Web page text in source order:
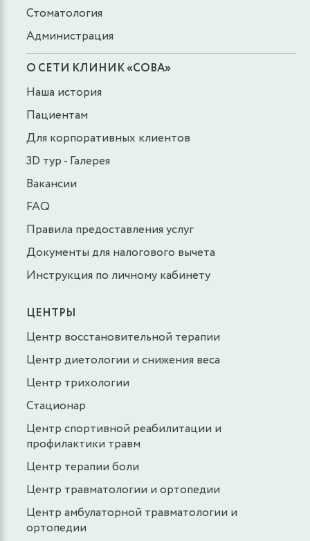
Стоматология
Администрация
О СЕТИ КЛИНИК «СОВА»
Наша история
Пациентам
Для корпоративных клиентов
3D тур - Галерея
Вакансии
FAQ
Правила предоставления услуг
Документы для налогового вычета
Инструкция по личному кабинету
ЦЕНТРЫ
Центр восстановительной терапии
Центр диетологии и снижения веса
Центр трихологии
Стационар
Центр спортивной реабилитации и
профилактики травм
Центр терапии боли
Центр травматологии и ортопедии
Центр амбулаторной травматологии и
ортопедии